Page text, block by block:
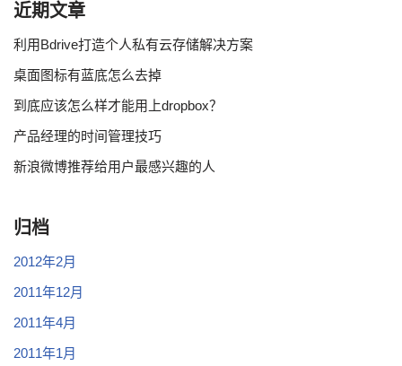
近期文章
利用Bdrive打造个人私有云存储解决方案
桌面图标有蓝底怎么去掉
到底应该怎么样才能用上dropbox？
产品经理的时间管理技巧
新浪微博推荐给用户最感兴趣的人
归档
2012年2月
2011年12月
2011年4月
2011年1月